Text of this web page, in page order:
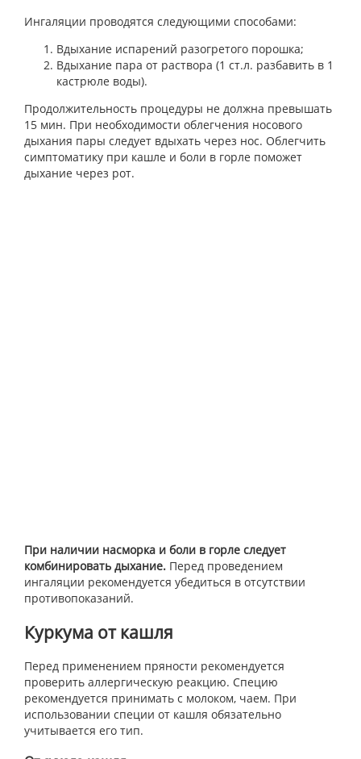
Ингаляции проводятся следующими способами:
Вдыхание испарений разогретого порошка;
Вдыхание пара от раствора (1 ст.л. разбавить в 1
кастрюле воды).
Продолжительность процедуры не должна превышать
15 мин. При необходимости облегчения носового
дыхания пары следует вдыхать через нос. Облегчить
симптоматику при кашле и боли в горле поможет
дыхание через рот.
При наличии насморка и боли в горле следует
комбинировать дыхание. Перед проведением
ингаляции рекомендуется убедиться в отсутствии
противопоказаний.
Куркума от кашля
Перед применением пряности рекомендуется
проверить аллергическую реакцию. Специю
рекомендуется принимать с молоком, чаем. При
использовании специи от кашля обязательно
учитывается его тип.